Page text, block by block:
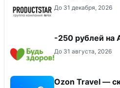
До 31 декабря, 2026
-250 рублей на
До 31 августа, 2026
Ozon Travel —